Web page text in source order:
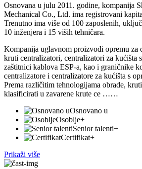
Osnovana u julu 2011. godine, kompanija
Mechanical Co., Ltd. ima registrovani
Trenutno ima više od 100 zaposlenih,
10 inženjera i 15 viših tehničara.
Kompanija uglavnom proizvodi opremu za
kruti centralizatori, centralizatori za kućišta
zaštitnici kablova ESP-a, kao i graničnike
centralizatore i centralizatore za kućišta s
Prema različitim tehnologijama obrade,
klasificirati u zavarene krute ce ……
Osnovano u
Osoblje+
Senior talenti+
Certifikat+
Prikaži više